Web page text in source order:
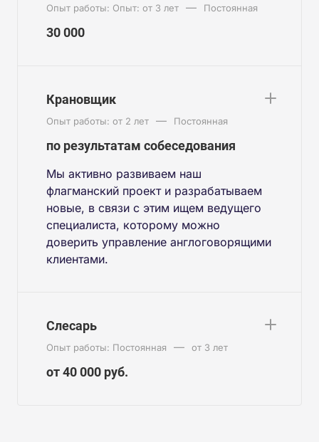
Опыт работы: Опыт: от 3 лет — Постоянная
30 000
Крановщик
Опыт работы: от 2 лет — Постоянная
по результатам собеседования
Мы активно развиваем наш
флагманский проект и разрабатываем
новые, в связи с этим ищем ведущего
специалиста, которому можно
доверить управление англоговорящими
клиентами.
Слесарь
Опыт работы: Постоянная — от 3 лет
от 40 000 руб.